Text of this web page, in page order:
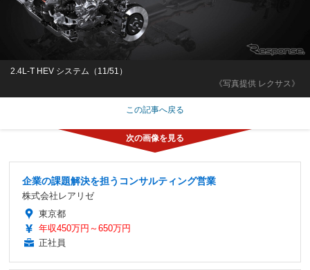
《写真提供 レクサス》
2.4L-T HEV システム（11/51）
この記事へ戻る
企業の課題解決を担うコンサルティング営業
株式会社レアリゼ
東京都
年収450万円～650万円
正社員